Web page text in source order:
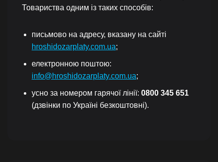
Товариства одним із таких способів:
письмово на адресу, вказану на сайті
hroshidozarplaty.com.ua;
електронною поштою:
info@hroshidozarplaty.com.ua;
усно за номером гарячої лінії: 0800 345 651
(дзвінки по Україні безкоштовні).